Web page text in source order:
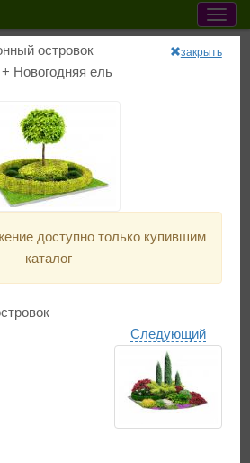
759-42-33
Общий №1 + Новогодняя ель
островок
Новогодняя ель
закрыть
доступно только купившим
каталог
Следующий